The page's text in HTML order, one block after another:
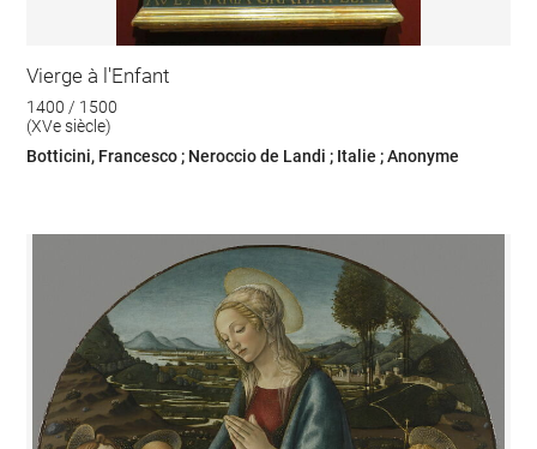
Vierge à l'Enfant
1400 / 1500
(XVe siècle)
Botticini, Francesco ; Neroccio de Landi ; Italie ; Anonyme